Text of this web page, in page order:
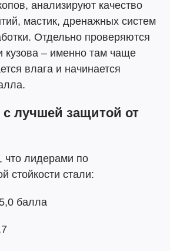
анализируют качество
мастик, дренажных систем
Отдельно проверяются
кузова – именно там чаще
влага и начинается
лучшей защитой от
что лидерами по
стойкости стали:
балла